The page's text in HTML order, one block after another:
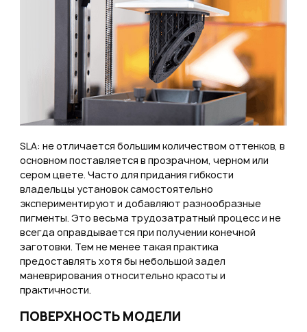
SLA: не отличается большим количеством оттенков, в
основном поставляется в прозрачном, черном или
сером цвете. Часто для придания гибкости
владельцы установок самостоятельно
экспериментируют и добавляют разнообразные
пигменты. Это весьма трудозатратный процесс и не
всегда оправдывается при получении конечной
заготовки. Тем не менее такая практика
предоставлять хотя бы небольшой задел
маневрирования относительно красоты и
практичности.
ПОВЕРХНОСТЬ МОДЕЛИ